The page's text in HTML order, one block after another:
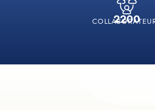
2200